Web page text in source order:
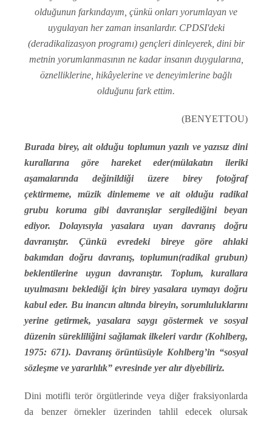
olduğunun farkındayım, çünkü onları yorumlayan ve
uygulayan her zaman insanlardır. CPDSI'deki
(deradikalizasyon programı) gençleri dinleyerek, dini bir
metnin yorumlanmasının ne kadar insanın duygularına,
öznelliklerine, hikâyelerine ve deneyimlerine bağlı
olduğunu fark ettim.
(BENYETTOU)
Burada birey, ait olduğu toplumun yazılı ve yazısız dini
kurallarına göre hareket eder(mülakatın ileriki
aşamalarında değinildiği üzere birey fotoğraf
çektirmeme, müzik dinlememe ve ait olduğu radikal
grubu koruma gibi davranışlar sergilediğini beyan
ediyor. Dolayısıyla yasalara uyan davranış doğru
davranıştır. Çünkü evredeki bireye göre ahlaki
bakımdan doğru davranış, toplumun(radikal grubun)
beklentilerine uygun davranıştır. Toplum, kurallara
uyulmasını beklediği için birey yasalara uymayı doğru
kabul eder. Bu inancın altında bireyin, sorumluluklarını
yerine getirmek, yasalara saygı göstermek ve sosyal
düzenin sürekliliğini sağlamak ilkeleri vardır (Kohlberg,
1975: 671). Davranış örüntüsüyle Kohlberg’in “sosyal
sözleşme ve yararlılık” evresinde yer alır diyebiliriz.
Dini motifli terör örgütlerinde veya diğer fraksiyonlarda
da benzer örnekler üzerinden tahlil edecek olursak